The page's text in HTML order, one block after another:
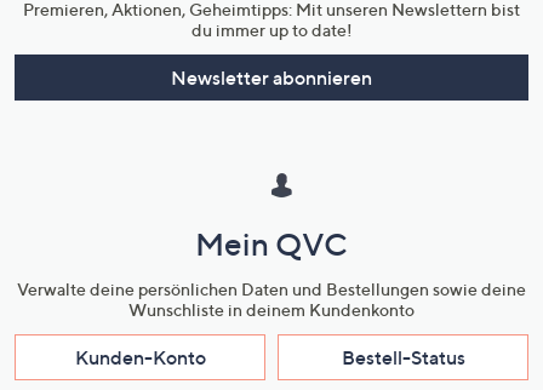
Premieren, Aktionen, Geheimtipps: Mit unseren Newslettern bist
du immer up to date!
Newsletter abonnieren
Mein QVC
Verwalte deine persönlichen Daten und Bestellungen sowie deine
Wunschliste in deinem Kundenkonto
Kunden-Konto Bestell-Status